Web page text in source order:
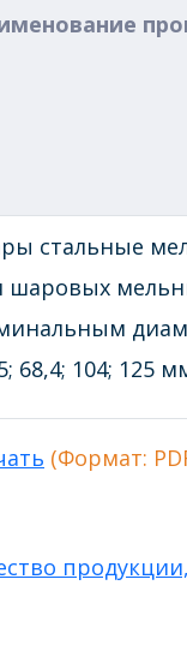
стальные
шаровых
68,4; 104; 125
(Формат: